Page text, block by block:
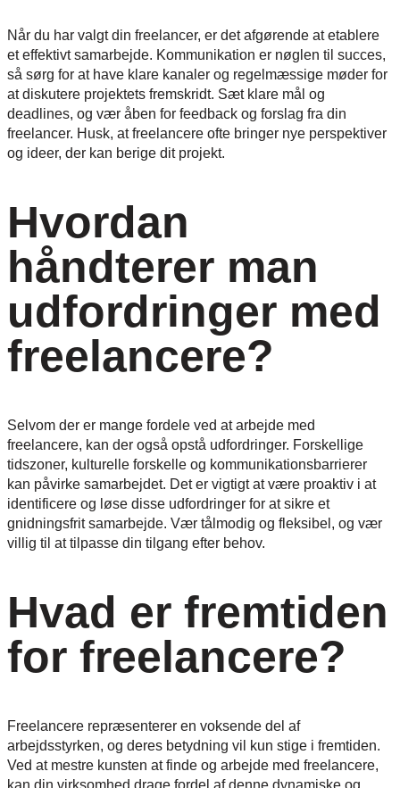
Når du har valgt din freelancer, er det afgørende at etablere
et effektivt samarbejde. Kommunikation er nøglen til succes,
så sørg for at have klare kanaler og regelmæssige møder for
at diskutere projektets fremskridt. Sæt klare mål og
deadlines, og vær åben for feedback og forslag fra din
freelancer. Husk, at freelancere ofte bringer nye perspektiver
og ideer, der kan berige dit projekt.
Hvordan
håndterer man
udfordringer med
freelancere?
Selvom der er mange fordele ved at arbejde med
freelancere, kan der også opstå udfordringer. Forskellige
tidszoner, kulturelle forskelle og kommunikationsbarrierer
kan påvirke samarbejdet. Det er vigtigt at være proaktiv i at
identificere og løse disse udfordringer for at sikre et
gnidningsfrit samarbejde. Vær tålmodig og fleksibel, og vær
villig til at tilpasse din tilgang efter behov.
Hvad er fremtiden
for freelancere?
Freelancere repræsenterer en voksende del af
arbejdsstyrken, og deres betydning vil kun stige i fremtiden.
Ved at mestre kunsten at finde og arbejde med freelancere,
kan din virksomhed drage fordel af denne dynamiske og